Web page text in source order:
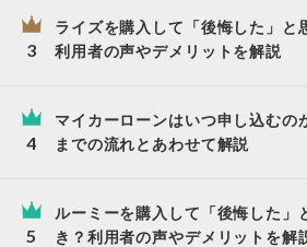
ライズを購入して「後悔した」と
利用者の声やデメリットを解説
マイカーローンはいつ申し込むの
までの流れとあわせて解説
ルーミーを購入して「後悔した」
き？利用者の声やデメリットを解